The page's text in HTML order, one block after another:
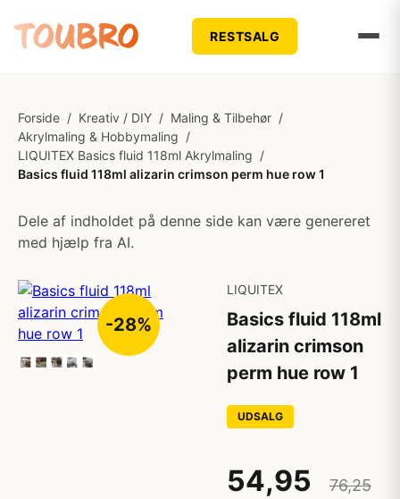
RESTSALG
Forside / Kreativ / DIY / Maling & Tilbehør /
Akrylmaling & Hobbymaling /
LIQUITEX Basics fluid 118ml Akrylmaling /
Basics fluid 118ml alizarin crimson perm hue row 1
Dele af indholdet på denne side kan være genereret
med hjælp fra AI.
-28%
LIQUITEX
Basics fluid 118ml
alizarin crimson
perm hue row 1
UDSALG
54,95
76,25